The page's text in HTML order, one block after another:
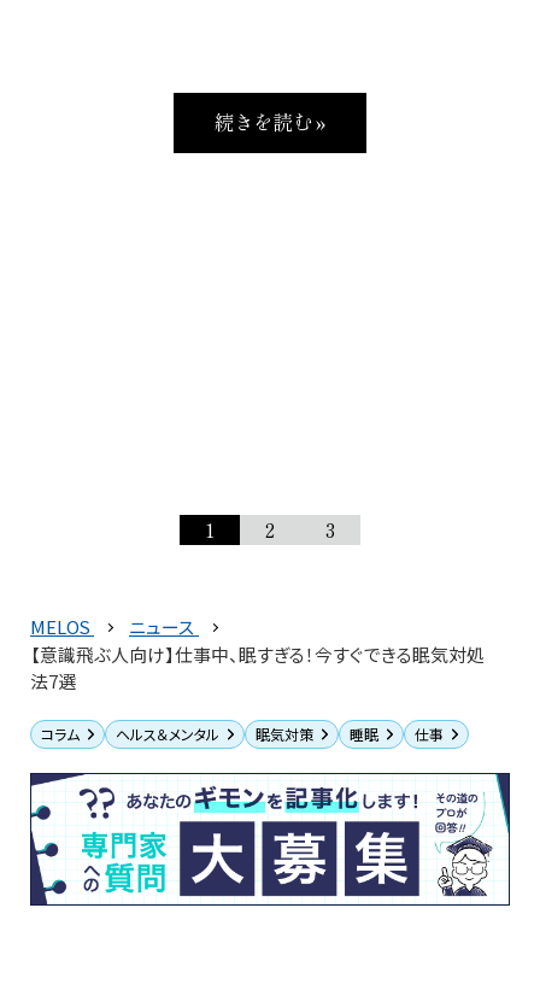
続きを読む »
1 2 3
MELOS
ニュース
【意識飛ぶ人向け】仕事中、眠すぎる！今すぐできる眠気対処
法7選
コラム ヘルス＆メンタル 眠気対策 睡眠 仕事